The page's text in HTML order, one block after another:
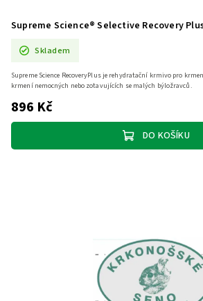
Supreme Science® Selective Recovery
Skladem
896 Kč
DO KOŠÍKU
Supreme Science RecoveryPlus je rehydratační krmivo pro
krmení nemocných nebo zotavujících se malých býložravců.